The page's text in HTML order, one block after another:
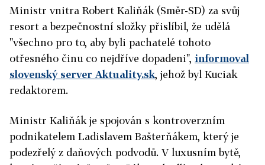
Ministr vnitra Robert Kaliňák (Směr-SD) za svůj
resort a bezpečnostní složky přislíbil, že udělá
"všechno pro to, aby byli pachatelé tohoto
otřesného činu co nejdříve dopadeni", informoval
slovenský server Aktuality.sk, jehož byl Kuciak
redaktorem.
Ministr Kaliňák je spojován s kontroverzním
podnikatelem Ladislavem Bašterňákem, který je
podezřelý z daňových podvodů. V luxusním bytě,